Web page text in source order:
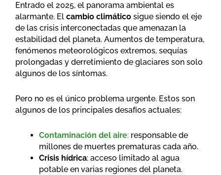
Entrado el 2025, el panorama ambiental es
alarmante. El cambio climático sigue siendo el eje
de las crisis interconectadas que amenazan la
estabilidad del planeta. Aumentos de temperatura,
fenómenos meteorológicos extremos, sequías
prolongadas y derretimiento de glaciares son solo
algunos de los síntomas.
Pero no es el único problema urgente. Estos son
algunos de los principales desafíos actuales:
Contaminación del aire: responsable de
millones de muertes prematuras cada año.
Crisis hídrica: acceso limitado al agua
potable en varias regiones del planeta.